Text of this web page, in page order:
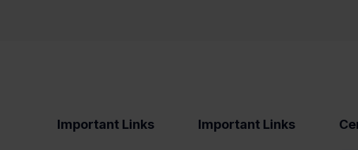
Important Links Important Links